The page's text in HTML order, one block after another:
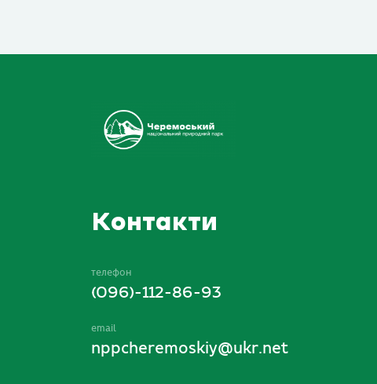
Контакти
телефон
(096)-112-86-93
email
nppcheremoskiy@ukr.net